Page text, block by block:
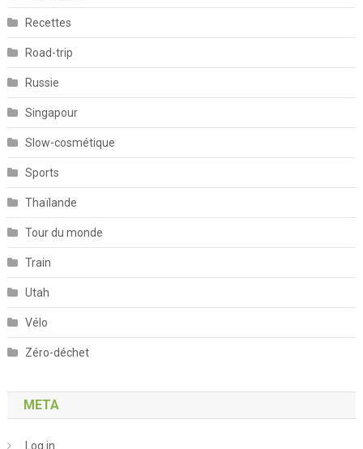
Recettes
Road-trip
Russie
Singapour
Slow-cosmétique
Sports
Thaïlande
Tour du monde
Train
Utah
Vélo
Zéro-déchet
META
Log in